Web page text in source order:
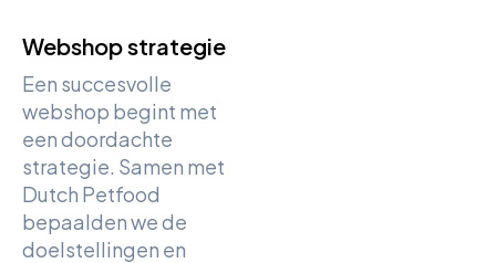
Webshop strategie
Een succesvolle
webshop begint met
een doordachte
strategie. Samen met
Dutch Petfood
bepaalden we de
doelstellingen en